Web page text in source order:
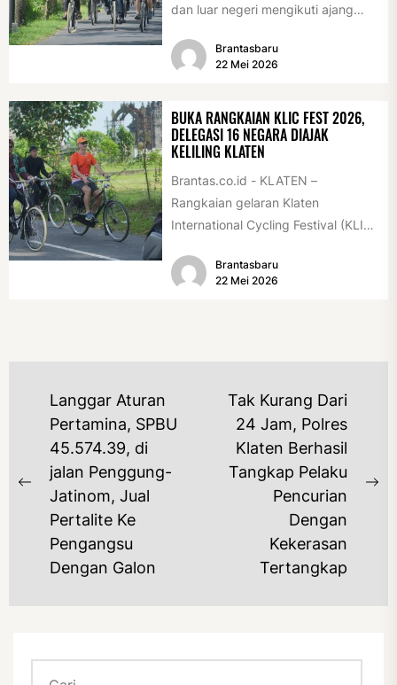
dan luar negeri mengikuti ajang
Association Rally...
Brantasbaru
22 Mei 2026
BUKA RANGKAIAN KLIC FEST 2026,
DELEGASI 16 NEGARA DIAJAK
KELILING KLATEN
Brantas.co.id - KLATEN –
Rangkaian gelaran Klaten
International Cycling Festival (KLIC
(17/5/2026). Rangkaian kegiatan
dibuka...
Brantasbaru
22 Mei 2026
NAVIGASI
POS
Previous
post:
Langgar Aturan
Pertamina, SPBU
45.574.39, di
jalan Penggung-
Jatinom, Jual
Pertalite Ke
Pengangsu
Dengan Galon
Tak Kurang Dari
24 Jam, Polres
Klaten Berhasil
Tangkap Pelaku
Pencurian
Dengan
Kekerasan
Tertangkap